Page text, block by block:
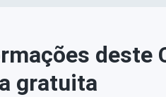
deste
gratuita